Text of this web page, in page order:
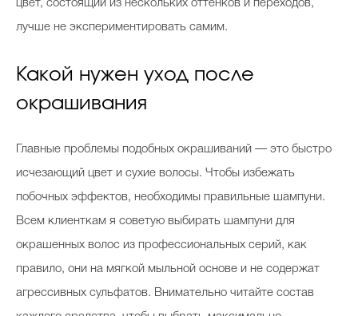
цвет, состоящий из нескольких оттенков и переходов,
лучше не экспериментировать самим.
Какой нужен уход после
окрашивания
Главные проблемы подобных окрашиваний — это быстро
исчезающий цвет и сухие волосы. Чтобы избежать
побочных эффектов, необходимы правильные шампуни.
Всем клиенткам я советую выбирать шампуни для
окрашенных волос из профессиональных серий, как
правило, они на мягкой мыльной основе и не содержат
агрессивных сульфатов. Внимательно читайте состав